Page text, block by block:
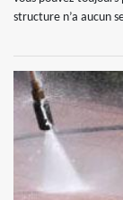
structure n’a aucun